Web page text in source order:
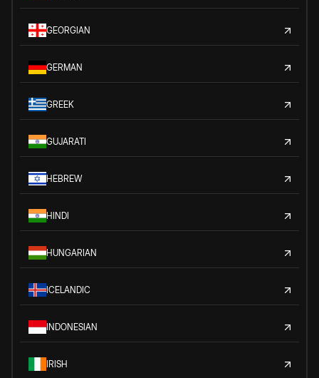
GEORGIAN
GERMAN
GREEK
GUJARATI
HEBREW
HINDI
HUNGARIAN
ICELANDIC
INDONESIAN
IRISH